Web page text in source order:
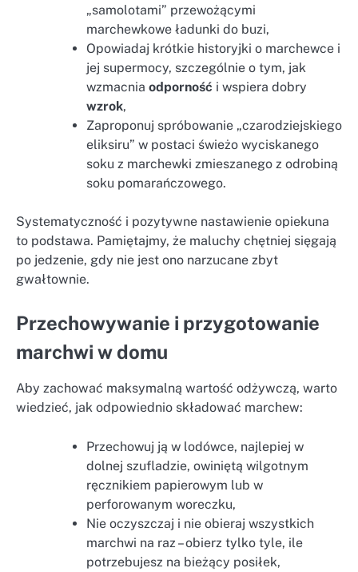
„samolotami” przewożącymi
marchewkowe ładunki do buzi,
Opowiadaj krótkie historyjki o marchewce i
jej supermocy, szczególnie o tym, jak
wzmacnia odporność i wspiera dobry
wzrok,
Zaproponuj spróbowanie „czarodziejskiego
eliksiru” w postaci świeżo wyciskanego
soku z marchewki zmieszanego z odrobiną
soku pomarańczowego.
Systematyczność i pozytywne nastawienie opiekuna
to podstawa. Pamiętajmy, że maluchy chętniej sięgają
po jedzenie, gdy nie jest ono narzucane zbyt
gwałtownie.
Przechowywanie i przygotowanie
marchwi w domu
Aby zachować maksymalną wartość odżywczą, warto
wiedzieć, jak odpowiednio składować marchew:
Przechowuj ją w lodówce, najlepiej w
dolnej szufladzie, owiniętą wilgotnym
ręcznikiem papierowym lub w
perforowanym woreczku,
Nie oczyszczaj i nie obieraj wszystkich
marchwi na raz – obierz tylko tyle, ile
potrzebujesz na bieżący posiłek,